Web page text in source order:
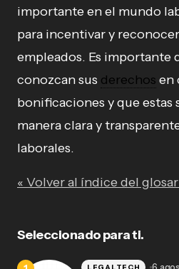
importante en el mundo
para incentivar y
empleados. Es importante
conozcan sus derechos en
bonificaciones y que estas
manera clara y
laborales.
« Volver al índice del
Seleccionado para ti.
LEGALTECH